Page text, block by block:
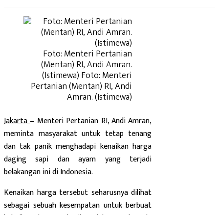
Foto: Menteri Pertanian
(Mentan) RI, Andi Amran.
(Istimewa) Foto: Menteri
Pertanian (Mentan) RI, Andi
Amran. (Istimewa)
Jakarta– Menteri Pertanian RI, Andi Amran,
meminta masyarakat untuk tetap tenang
dan tak panik menghadapi kenaikan harga
daging sapi dan ayam yang terjadi
belakangan ini di Indonesia.
Kenaikan harga tersebut seharusnya dilihat
sebagai sebuah kesempatan untuk berbuat